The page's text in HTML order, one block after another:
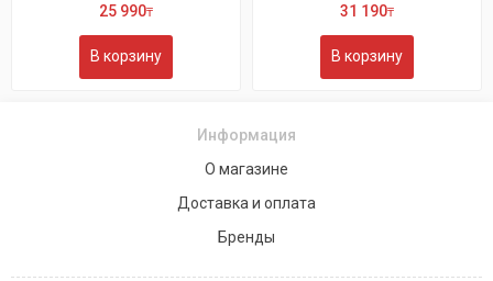
25 990₸
В корзину
31 190₸
В корзину
Информация
О магазине
Доставка и оплата
Бренды